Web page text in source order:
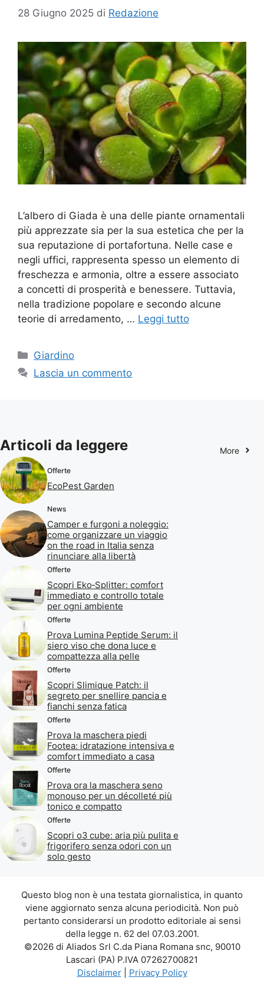
28 Giugno 2025 di Redazione
L’albero di Giada è una delle piante ornamentali
più apprezzate sia per la sua estetica che per la
sua reputazione di portafortuna. Nelle case e
negli uffici, rappresenta spesso un elemento di
freschezza e armonia, oltre a essere associato
a concetti di prosperità e benessere. Tuttavia,
nella tradizione popolare e secondo alcune
teorie di arredamento, … Leggi tutto
Categorie
Giardino
Lascia un commento
Articoli da leggere More
Offerte
EcoPest Garden
News
Camper e furgoni a noleggio:
come organizzare un viaggio
on the road in Italia senza
rinunciare alla libertà
Offerte
Scopri Eko‑Splitter: comfort
immediato e controllo totale
per ogni ambiente
Offerte
Prova Lumina Peptide Serum: il
siero viso che dona luce e
compattezza alla pelle
Offerte
Scopri Slimique Patch: il
segreto per snellire pancia e
fianchi senza fatica
Offerte
Prova la maschera piedi
Footea: idratazione intensiva e
comfort immediato a casa
Offerte
Prova ora la maschera seno
monouso per un décolleté più
tonico e compatto
Offerte
Scopri o3 cube: aria più pulita e
frigorifero senza odori con un
solo gesto
Questo blog non è una testata giornalistica, in quanto
viene aggiornato senza alcuna periodicità. Non può
pertanto considerarsi un prodotto editoriale ai sensi
della legge n. 62 del 07.03.2001.
©2026 di Aliados Srl C.da Piana Romana snc, 90010
Lascari (PA) P.IVA 07262700821
Disclaimer| Privacy Policy